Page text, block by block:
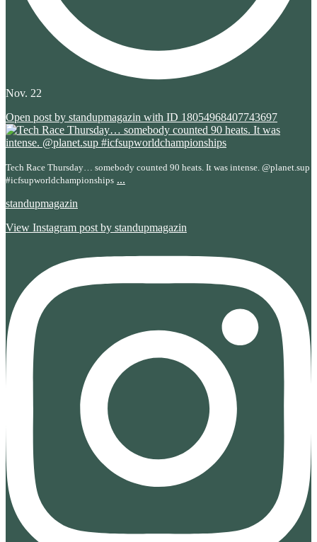
Nov. 22
Open post by standupmagazin with ID 18054968407743697
Tech Race Thursday… somebody counted 90 heats. It was intense. @planet.sup
#icfsupworldchampionships ...
standupmagazin
View Instagram post by standupmagazin